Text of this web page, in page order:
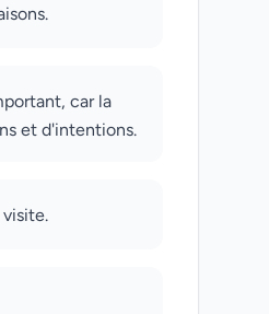
car la
et d'intentions.